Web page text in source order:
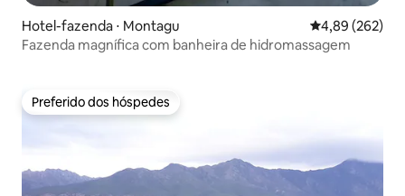
Hotel-fazenda ⋅ Montagu 4,89 de uma
4,89 (262)
Fazenda magnífica com banheira de hidromassagem
Preferido dos hóspedes
Preferido dos hóspedes